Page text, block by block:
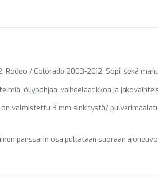
Rodeo / Colorado 2003-2012. Sopii sekä
öljypohjaa, vaihdelaatikkoa ja
valmistettu 3 mm sinkitystä/
panssarin osa pultataan suoraan